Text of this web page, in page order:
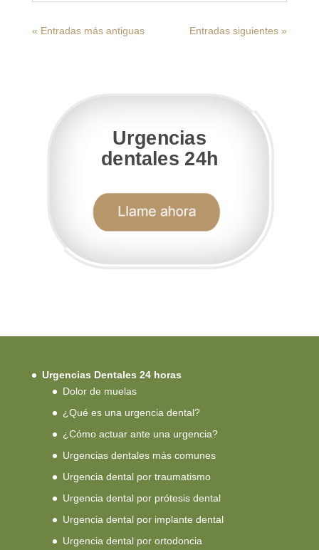
« Entradas más antiguas Entradas siguientes »
Urgencias
dentales 24h
Urgencias Dentales 24 horas
Dolor de muelas
¿Qué es una urgencia dental?
¿Cómo actuar ante una urgencia?
Urgencias dentales más comunes
Urgencia dental por traumatismo
Urgencia dental por prótesis dental
Urgencia dental por implante dental
Urgencia dental por ortodoncia